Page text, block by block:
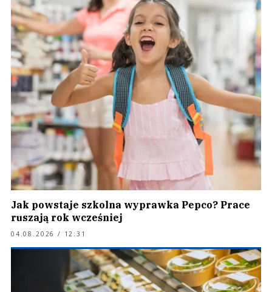
Jak powstaje szkolna wyprawka Pepco? Prace
ruszają rok wcześniej
04.08.2026 / 12:31